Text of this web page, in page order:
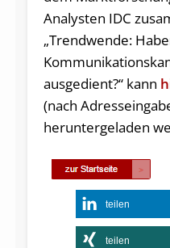
Analysten IDC
„Trendwende:
ausgedient?“ kann
(nach
heruntergeladen
teilen
teilen